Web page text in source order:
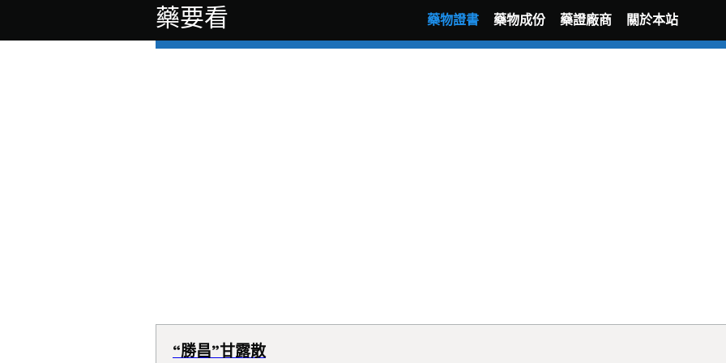
藥要看 藥物證書 藥物成份 藥證廠商 關於本站
“勝昌”甘露散